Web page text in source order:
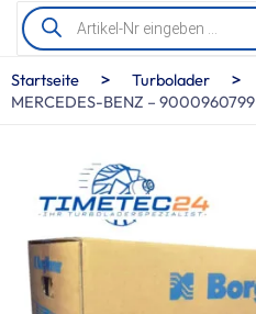
Products
search
Startseite > Turbolader >
MERCEDES-BENZ –